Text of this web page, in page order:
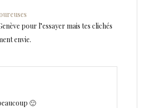
pour l’essayer mais tes clichés
envie.
🙂